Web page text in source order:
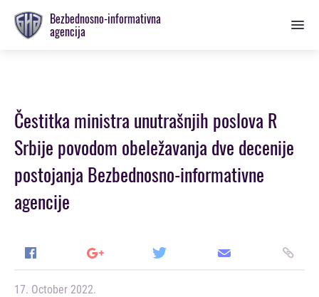
Prebaci
Bezbednosno-informativna
agencija
Čestitka ministra unutrašnjih poslova R
Srbije povodom obeležavanja dve decenije
postojanja Bezbednosno-informativne
agencije
17. October 2022.